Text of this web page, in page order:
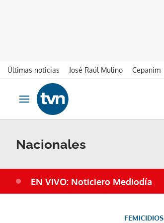
Últimas noticias José Raúl Mulino Cepanim
Ir al contenido
Obrir navegació
Nacionales
EN VIVO: Noticiero Mediodía
FEMICIDIOS